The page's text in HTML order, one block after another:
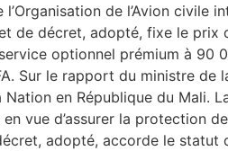
de l’Avion
de décret, adopté, fixe le
optionnel prémium à 90
Sur le rapport du ministre de
en République du Mali.
vue d’assurer la protection
adopté, accorde le statut